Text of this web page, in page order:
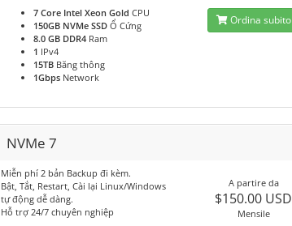
7 Core Intel Xeon Gold CPU
150GB NVMe SSDỔ Cứng
8.0 GB DDR4Ram
1 IPv4
15TBBăng thông
1GbpsNetwork
Ordina subito
NVMe 7
Miễn phí 2 bản Backup đi kèm.
Bật, Tắt, Restart, Cài lại Linux/Windows
tự động dễ dàng.
Hỗ trợ 24/7 chuyên nghiệp
A partire da
$150.00 USD
Mensile